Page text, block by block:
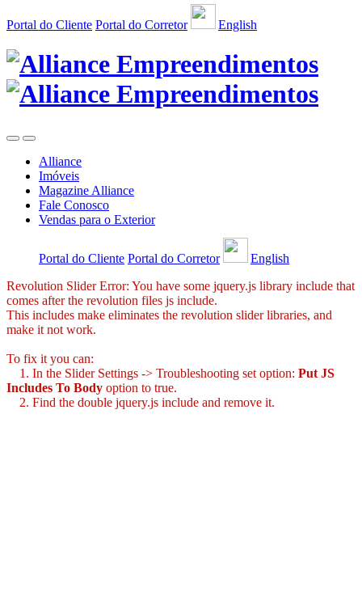
Portal do Cliente Portal do Corretor English
Alliance
Imóveis
Magazine Alliance
Fale Conosco
Vendas para o Exterior
Portal do Cliente Portal do Corretor
English
Revolution Slider Error: You have some jquery.js library include that
comes after the revolution files js include.
This includes make eliminates the revolution slider libraries, and
make it not work.
To fix it you can:
1. In the Slider Settings -> Troubleshooting set option: Put JS
Includes To Body option to true.
2. Find the double jquery.js include and remove it.